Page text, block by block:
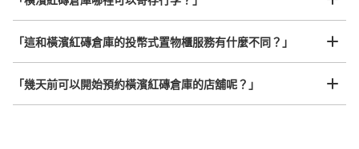
横浜赤レンガ倉庫二号館コインロッカー
从横浜赤レンガ倉庫站步行0分钟。
本日營業時間:11:00〜23:00
放下行李，愉快度過一整天！
樂器、嬰兒車、腳踏車等，只要是1個人能搬運的行李尺寸就OK
「這和橫濱紅磚倉庫的投幣式置物櫃服務有什麼不同？」
「幾天前可以開始預約橫濱紅磚倉庫的店舖呢？」